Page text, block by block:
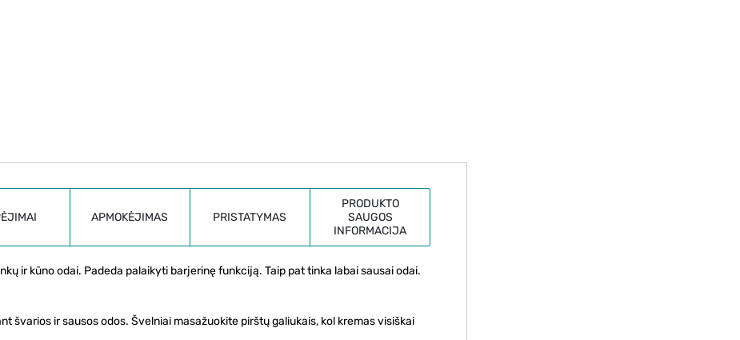
APMOKĖJIMAS PRISTATYMAS
PRODUKTO
SAUGOS
INFORMACIJA
ir kūno odai. Padeda palaikyti barjerinę funkciją. Taip pat tinka labai sausai odai.
švarios ir sausos odos. Švelniai masažuokite pirštų galiukais, kol kremas visiškai